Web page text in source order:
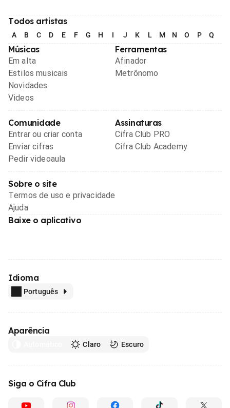
Todos artistas
A B C D E F G H I J K L M N O P Q
Músicas
Em alta
Estilos musicais
Novidades
Videos
Ferramentas
Afinador
Metrônomo
Comunidade
Entrar ou criar conta
Enviar cifras
Pedir videoaula
Assinaturas
Cifra Club PRO
Cifra Club Academy
Sobre o site
Termos de uso e privacidade
Ajuda
Baixe o aplicativo
Idioma
Português
Aparência
Claro Escuro
Siga o Cifra Club